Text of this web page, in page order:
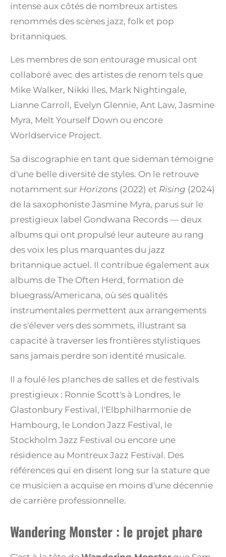
intense aux côtés de nombreux artistes
renommés des scènes jazz, folk et pop
britanniques.
Les membres de son entourage musical ont
collaboré avec des artistes de renom tels que
Mike Walker, Nikki Iles, Mark Nightingale,
Lianne Carroll, Evelyn Glennie, Ant Law, Jasmine
Myra, Melt Yourself Down ou encore
Worldservice Project.
Sa discographie en tant que sideman témoigne
d'une belle diversité de styles. On le retrouve
notamment sur Horizons (2022) et Rising (2024)
de la saxophoniste Jasmine Myra, parus sur le
prestigieux label Gondwana Records — deux
albums qui ont propulsé leur auteure au rang
des voix les plus marquantes du jazz
britannique actuel. Il contribue également aux
albums de The Often Herd, formation de
bluegrass/Americana, où ses qualités
instrumentales permettent aux arrangements
de s'élever vers des sommets, illustrant sa
capacité à traverser les frontières stylistiques
sans jamais perdre son identité musicale.
Il a foulé les planches de salles et de festivals
prestigieux : Ronnie Scott's à Londres, le
Glastonbury Festival, l'Elbphilharmonie de
Hambourg, le London Jazz Festival, le
Stockholm Jazz Festival ou encore une
résidence au Montreux Jazz Festival. Des
références qui en disent long sur la stature que
ce musicien a acquise en moins d'une décennie
de carrière professionnelle.
Wandering Monster : le projet phare